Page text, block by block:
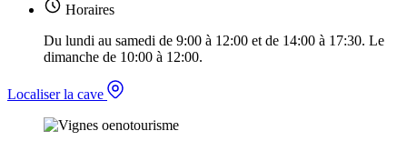
Horaires
Du lundi au samedi de 9:00 à 12:00 et de 14:00 à 17:30. Le
dimanche de 10:00 à 12:00.
Localiser la cave